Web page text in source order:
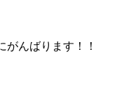
がんばります！！